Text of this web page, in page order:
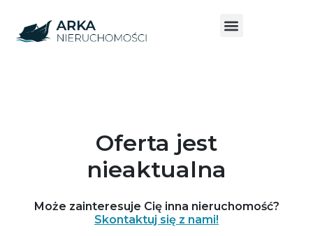
Oferta jest
nieaktualna
Może zainteresuje Cię inna nieruchomość?
Skontaktuj się z nami!